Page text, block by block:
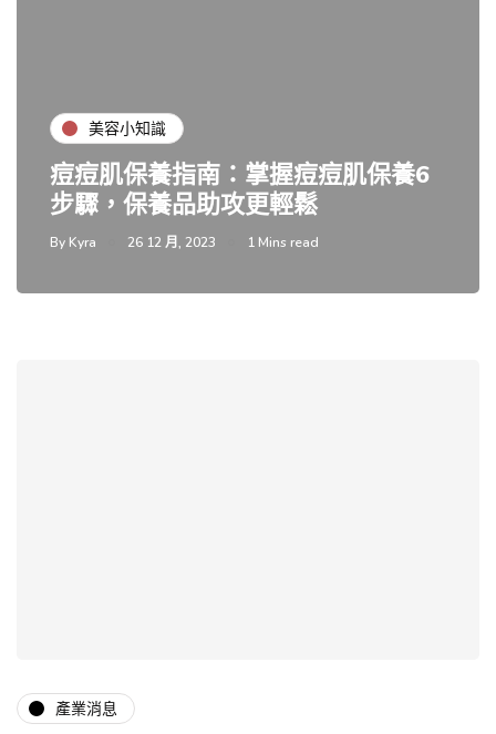
美容小知識
痘痘肌保養指南：掌握痘痘肌保養6
步驟，保養品助攻更輕鬆
By Kyra 26 12 月, 2023 1 Mins read
產業消息